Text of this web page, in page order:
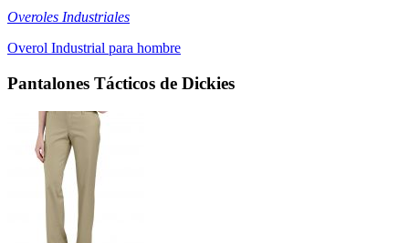
Overoles Industriales
Overol Industrial para hombre
Pantalones Tácticos de Dickies